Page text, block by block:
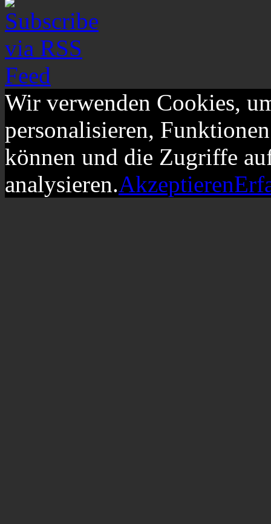
Wir verwenden Cookies,
personalisieren,
können und die Zugriffe
analysieren.Akzeptieren